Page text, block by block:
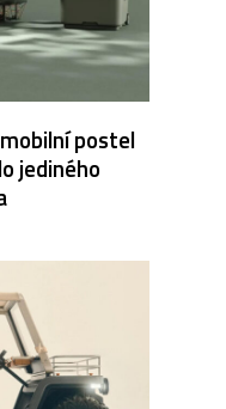
postel
jediného